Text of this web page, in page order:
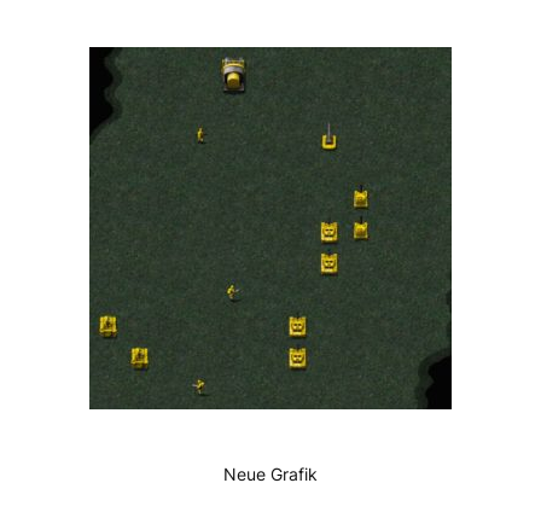
Neue Grafik